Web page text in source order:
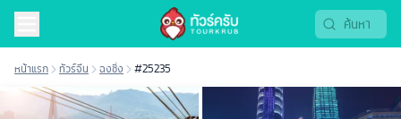
หน้าแรก ทัวร์จีน ฉงชิ่ง #25235